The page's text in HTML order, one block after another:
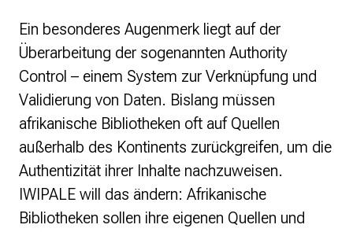
Ein besonderes Augenmerk liegt auf der
Überarbeitung der sogenannten Authority
Control – einem System zur Verknüpfung und
Validierung von Daten. Bislang müssen
afrikanische Bibliotheken oft auf Quellen
außerhalb des Kontinents zurückgreifen, um die
Authentizität ihrer Inhalte nachzuweisen.
IWIPALE will das ändern: Afrikanische
Bibliotheken sollen ihre eigenen Quellen und